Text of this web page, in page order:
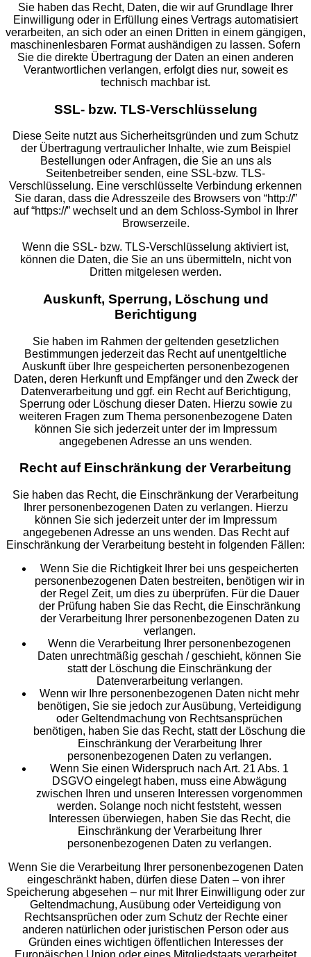
Sie haben das Recht, Daten, die wir auf Grundlage Ihrer
Einwilligung oder in Erfüllung eines Vertrags automatisiert
verarbeiten, an sich oder an einen Dritten in einem gängigen,
maschinenlesbaren Format aushändigen zu lassen. Sofern
Sie die direkte Übertragung der Daten an einen anderen
Verantwortlichen verlangen, erfolgt dies nur, soweit es
technisch machbar ist.
SSL- bzw. TLS-Verschlüsselung
Diese Seite nutzt aus Sicherheitsgründen und zum Schutz
der Übertragung vertraulicher Inhalte, wie zum Beispiel
Bestellungen oder Anfragen, die Sie an uns als
Seitenbetreiber senden, eine SSL-bzw. TLS-
Verschlüsselung. Eine verschlüsselte Verbindung erkennen
Sie daran, dass die Adresszeile des Browsers von “http://”
auf “https://” wechselt und an dem Schloss-Symbol in Ihrer
Browserzeile.
Wenn die SSL- bzw. TLS-Verschlüsselung aktiviert ist,
können die Daten, die Sie an uns übermitteln, nicht von
Dritten mitgelesen werden.
Auskunft, Sperrung, Löschung und
Berichtigung
Sie haben im Rahmen der geltenden gesetzlichen
Bestimmungen jederzeit das Recht auf unentgeltliche
Auskunft über Ihre gespeicherten personenbezogenen
Daten, deren Herkunft und Empfänger und den Zweck der
Datenverarbeitung und ggf. ein Recht auf Berichtigung,
Sperrung oder Löschung dieser Daten. Hierzu sowie zu
weiteren Fragen zum Thema personenbezogene Daten
können Sie sich jederzeit unter der im Impressum
angegebenen Adresse an uns wenden.
Recht auf Einschränkung der Verarbeitung
Sie haben das Recht, die Einschränkung der Verarbeitung
Ihrer personenbezogenen Daten zu verlangen. Hierzu
können Sie sich jederzeit unter der im Impressum
angegebenen Adresse an uns wenden. Das Recht auf
Einschränkung der Verarbeitung besteht in folgenden Fällen:
Wenn Sie die Richtigkeit Ihrer bei uns gespeicherten
personenbezogenen Daten bestreiten, benötigen wir in
der Regel Zeit, um dies zu überprüfen. Für die Dauer
der Prüfung haben Sie das Recht, die Einschränkung
der Verarbeitung Ihrer personenbezogenen Daten zu
verlangen.
Wenn die Verarbeitung Ihrer personenbezogenen
Daten unrechtmäßig geschah / geschieht, können Sie
statt der Löschung die Einschränkung der
Datenverarbeitung verlangen.
Wenn wir Ihre personenbezogenen Daten nicht mehr
benötigen, Sie sie jedoch zur Ausübung, Verteidigung
oder Geltendmachung von Rechtsansprüchen
benötigen, haben Sie das Recht, statt der Löschung die
Einschränkung der Verarbeitung Ihrer
personenbezogenen Daten zu verlangen.
Wenn Sie einen Widerspruch nach Art. 21 Abs. 1
DSGVO eingelegt haben, muss eine Abwägung
zwischen Ihren und unseren Interessen vorgenommen
werden. Solange noch nicht feststeht, wessen
Interessen überwiegen, haben Sie das Recht, die
Einschränkung der Verarbeitung Ihrer
personenbezogenen Daten zu verlangen.
Wenn Sie die Verarbeitung Ihrer personenbezogenen Daten
eingeschränkt haben, dürfen diese Daten – von ihrer
Speicherung abgesehen – nur mit Ihrer Einwilligung oder zur
Geltendmachung, Ausübung oder Verteidigung von
Rechtsansprüchen oder zum Schutz der Rechte einer
anderen natürlichen oder juristischen Person oder aus
Gründen eines wichtigen öffentlichen Interesses der